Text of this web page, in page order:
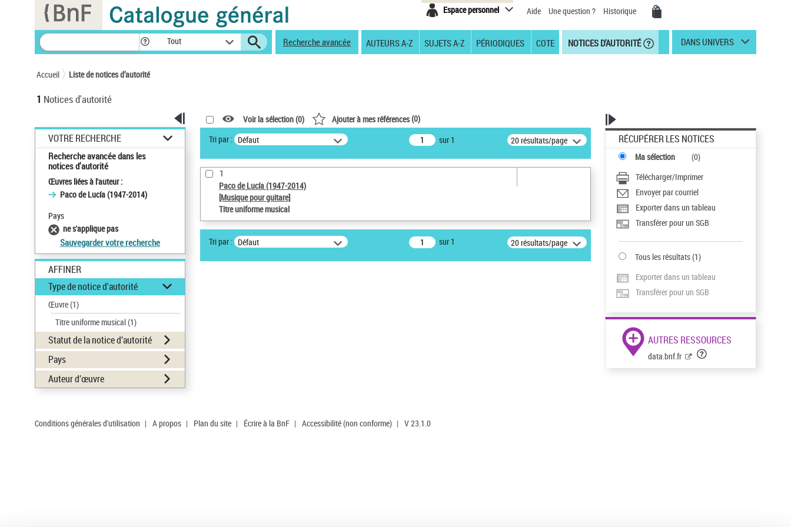
Espace personnel Aide Une question ? Historique
Tout Recherche avancée AUTEURS A-Z SUJETS A-Z PÉRIODIQUES COTE NOTICES D'AUTORITÉ DANS UNIVERS
Accueil Liste de notices d’autorité
1 Notices d'autorité
VOTRE RECHERCHE
Recherche avancée dans les
notices d’autorité
Œuvres liées à l'auteur :
Paco de Lucía (1947-2014)
Pays
ne s'applique pas
Sauvegarder votre recherche
AFFINER
Type de notice d'autorité
Œuvre(1)
Titre uniforme musical(1)
Statut de la notice d’autorité
Pays
Auteur d’œuvre
Voir la sélection (0) Ajouter à mes références(0)
Tri par : Défaut sur 1 20 résultats/page
1
Paco de Lucía (1947-2014)
[Musique pour guitare]
Titre uniforme musical
Tri par : Défaut sur 1 20 résultats/page
RÉCUPÉRER LES NOTICES
Ma sélection (0)
Télécharger/Imprimer
Envoyer par courriel
Exporter dans un tableau
Transférer pour un SGB
Tous les résultats(1)
Exporter dans un tableau
Transférer pour un SGB
AUTRES RESSOURCES
data.bnf.fr
Conditions générales d'utilisation | A propos | Plan du site | Écrire à la BnF | Accessibilité (non conforme) | V 23.1.0
Panneau de gestion des cookies